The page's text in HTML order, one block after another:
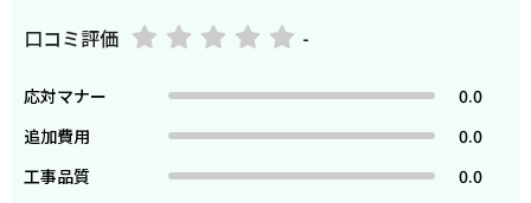
口コミ評価 -
応対マナー
0.0
追加費用
0.0
工事品質
0.0